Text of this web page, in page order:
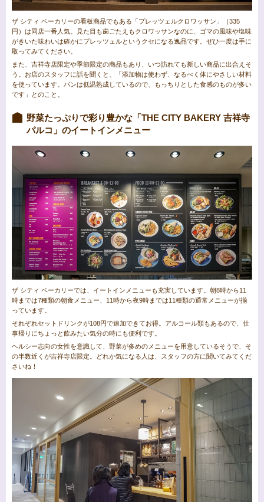
ザ シティ ベーカリーの看板商品でもある「プレッツェルクロワッサン」（335
円）は同店一番人気。見た目も歯ごたえもクロワッサンなのに、ゴマの風味や塩味
がきいた味わいは確かにプレッツェルというクセになる逸品です。ぜひ一度は手に
取ってみてください。
また、吉祥寺店限定や季節限定の商品もあり、いつ訪れても新しい商品に出合えそ
う。お店のスタッフに話を聞くと、「添加物は使わず、なるべく体にやさしい材料
を使っています。パンは低温熟成しているので、もっちりとした食感のものが多い
です」とのこと。
野菜たっぷりで彩り豊かな「THE CITY BAKERY 吉祥寺
パルコ」のイートインメニュー
ザ シティ ベーカリーでは、イートインメニューも充実しています。朝8時から11
時までは7種類の朝食メニュー、11時から夜9時までは11種類の通常メニューが揃
っています。
それぞれセットドリンクが108円で追加できてお得。アルコール類もあるので、仕
事帰りにちょっと飲みたい気分の時にも便利です。
ヘルシー志向の女性を意識して、野菜が多めのメニューを用意しているそうで、そ
の半数近くが吉祥寺店限定。どれか気になる人は、スタッフの方に聞いてみてくだ
さいね！